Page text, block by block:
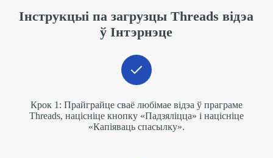
Інструкцыі па загрузцы Threads відэа
ў Інтэрнэце
Крок 1: Прайграйце сваё любімае відэа ў праграме
Threads, націсніце кнопку «Падзяліцца» і націсніце
«Капіяваць спасылку».